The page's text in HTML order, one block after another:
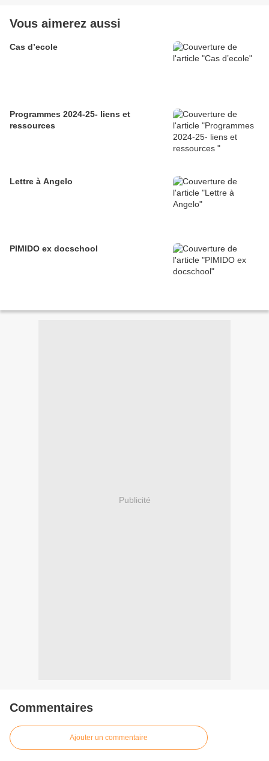
Vous aimerez aussi
Cas d’ecole
Programmes 2024-25- liens et
ressources
Lettre à Angelo
PIMIDO ex docschool
Publicité
Commentaires
Ajouter un commentaire